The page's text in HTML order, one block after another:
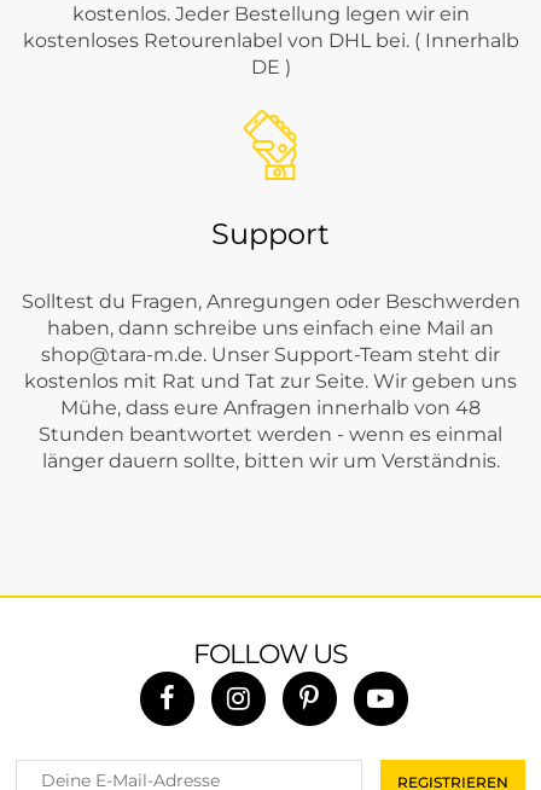
kostenlos. Jeder Bestellung legen wir ein
kostenloses Retourenlabel von DHL bei. ( Innerhalb
DE )
Support
Solltest du Fragen, Anregungen oder Beschwerden
haben, dann schreibe uns einfach eine Mail an
shop@tara-m.de. Unser Support-Team steht dir
kostenlos mit Rat und Tat zur Seite. Wir geben uns
Mühe, dass eure Anfragen innerhalb von 48
Stunden beantwortet werden - wenn es einmal
länger dauern sollte, bitten wir um Verständnis.
FOLLOW US